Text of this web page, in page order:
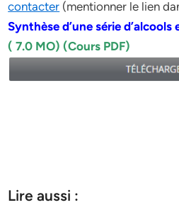
contacter (mentionner le lien
Synthèse d’une série
( 7.0 MO) (Cours PDF)
Lire aussi :